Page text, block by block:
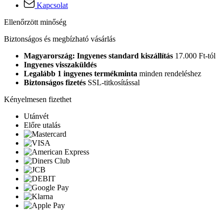
Kapcsolat
Ellenőrzött minőség
Biztonságos és megbízható vásárlás
Magyarország: Ingyenes standard kiszállítás 17.000 Ft-tól
Ingyenes visszaküldés
Legalább 1 ingyenes termékminta minden rendeléshez
Biztonságos fizetés SSL-titkosítással
Kényelmesen fizethet
Utánvét
Előre utalás